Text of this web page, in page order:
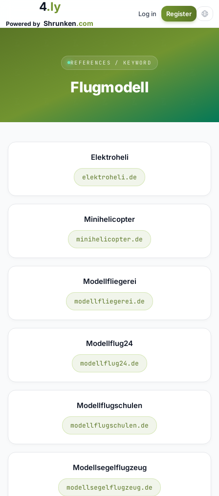
4.ly
Powered by Shrunken.com
Log in Register
REFERENCES / KEYWORD
Flugmodell
Elektroheli
elektroheli.de
Minihelicopter
minihelicopter.de
Modellfliegerei
modellfliegerei.de
Modellflug24
modellflug24.de
Modellflugschulen
modellflugschulen.de
Modellsegelflugzeug
modellsegelflugzeug.de